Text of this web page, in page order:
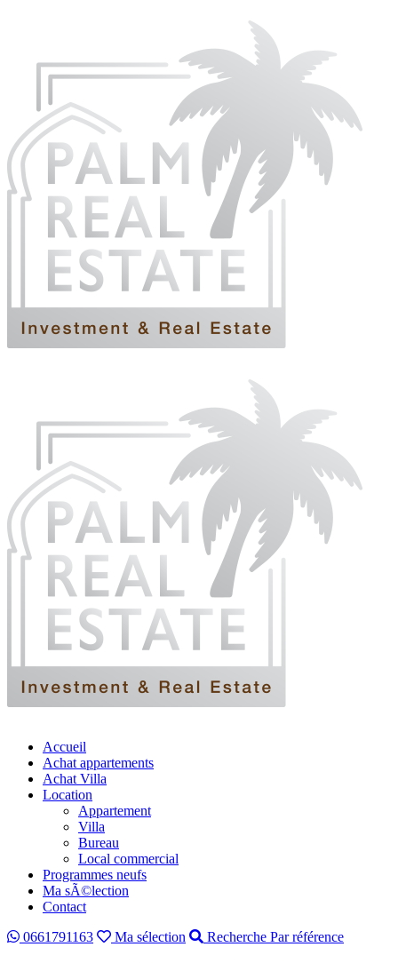
Accueil
Achat appartements
Achat Villa
Location
Appartement
Villa
Bureau
Local commercial
Programmes neufs
Ma sÃ©lection
Contact
0661791163
Ma sélection Recherche Par référence